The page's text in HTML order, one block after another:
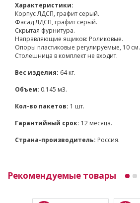
Характеристики:
Корпус ЛДСП, графит серый.
Фасад ЛДСП, графит серый.
Скрытая фурнитура.
Направляющие ящиков: Роликовые.
Опоры пластиковые регулируемые, 10 см.
Столешница в комплект не входит.
Вес изделия: 64 кг.
Объем: 0.145 м3.
Кол-во пакетов: 1 шт.
Гарантийный срок: 12 месяца.
Страна-производитель: Россия.
Рекомендуемые товары